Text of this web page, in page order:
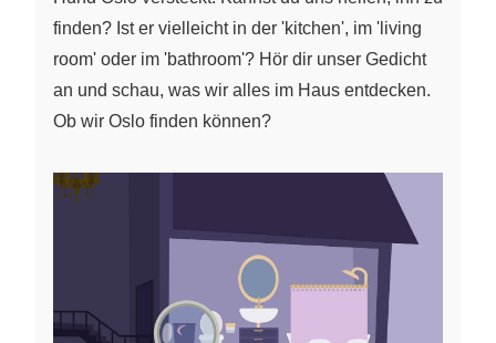
finden? Ist er vielleicht in der 'kitchen', im 'living
room' oder im 'bathroom'? Hör dir unser Gedicht
an und schau, was wir alles im Haus entdecken.
Ob wir Oslo finden können?